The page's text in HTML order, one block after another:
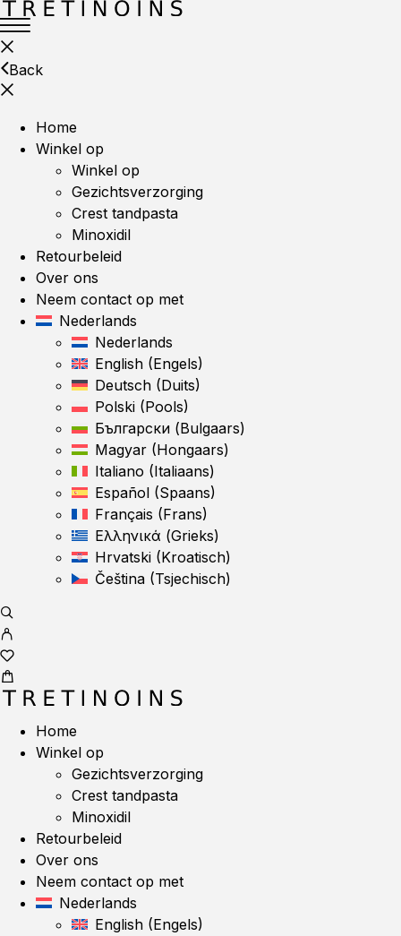
Back
Home
Winkel op
Winkel op
Gezichtsverzorging
Crest tandpasta
Minoxidil
Retourbeleid
Over ons
Neem contact op met
Nederlands
Nederlands
English (Engels)
Deutsch (Duits)
Polski (Pools)
Български (Bulgaars)
Magyar (Hongaars)
Italiano (Italiaans)
Español (Spaans)
Français (Frans)
Ελληνικά (Grieks)
Hrvatski (Kroatisch)
Čeština (Tsjechisch)
Home
Winkel op
Gezichtsverzorging
Crest tandpasta
Minoxidil
Retourbeleid
Over ons
Neem contact op met
Nederlands
English (Engels)